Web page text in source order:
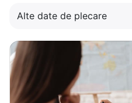
Alte date de plecare